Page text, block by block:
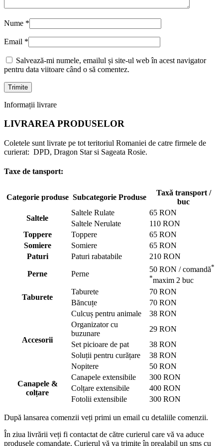
Nume *
Email *
Salvează-mi numele, emailul și site-ul web în acest navigator
pentru data viitoare când o să comentez.
Informații livrare
LIVRAREA PRODUSELOR
Coletele sunt livrate pe tot teritoriul Romaniei de catre firmele de
curierat: DPD, Dragon Star si Sageata Rosie.
Taxe de tansport:
Categorie produse Subcategorie Produse
Taxă transport /
buc
Saltele
Saltele Rulate
65 RON
Saltele Nerulate
110 RON
Toppere
Toppere
65 RON
Somiere
Somiere
65 RON
Paturi
Paturi rabatabile 210 RON
Perne Perne
50 RON / comandă*
*maxim 2 buc
Taburete
Taburete
70 RON
Băncuțe
70 RON
Accesorii
Culcuș pentru animale
38 RON
Organizator cu
buzunare
29 RON
Set picioare de pat
38 RON
Soluții pentru curățare
38 RON
Nopitere
50 RON
Canapele &
colțare
Canapele extensibile
300 RON
Colțare extensibile
400 RON
Fotolii extensibile
300 RON
După lansarea comenzii veți primi un email cu detaliile comenzii.
În ziua livrării veți fi contactat de către curierul care vă va aduce
produsele comandate. Curierul vă va trimite în prealabil un sms cu